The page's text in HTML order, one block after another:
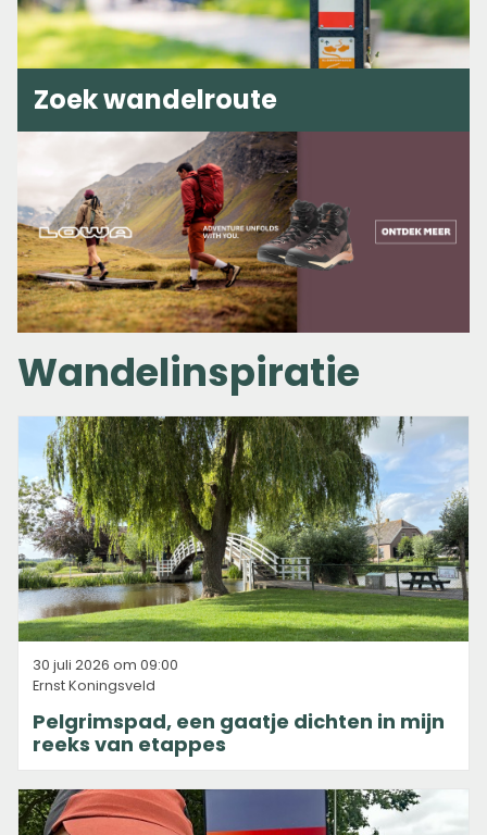
Zoek wandelroute
Wandelinspiratie
30 juli 2026 om 09:00
Ernst Koningsveld
Pelgrimspad, een gaatje dichten in mijn
reeks van etappes